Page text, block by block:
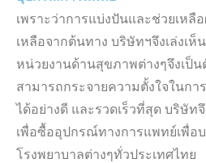
เพราะว่าการแบ่งปันและช่วยเห
เหลือจากต้นทาง บริษัทฯจึงเล่งเห็
หน่วยงานด้านสุขภาพต่างๆจึงเป็น
สามารถกระจายความตั้งใจในก
ได้อย่างดี และรวดเร็วที่สุด บริษั
เพื่อซื้ออุปกรณ์ทางการแพทย์เพื่อ
โรงพยาบาลต่างๆทั่วประเทศไทย